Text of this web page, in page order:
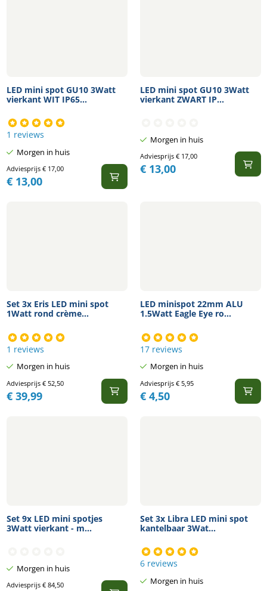
LED mini spot GU10 3Watt
vierkant WIT IP65...
1 reviews
Morgen in huis
Adviesprijs €17,00
€13,00
LED mini spot GU10 3Watt
vierkant ZWART IP...
Morgen in huis
Adviesprijs €17,00
€13,00
Set 3x Eris LED mini spot
1Watt rond crème...
1 reviews
Morgen in huis
Adviesprijs €52,50
€39,99
LED minispot 22mm ALU
1.5Watt Eagle Eye ro...
17 reviews
Morgen in huis
Adviesprijs €5,95
€4,50
Set 9x LED mini spotjes
3Watt vierkant - m...
Morgen in huis
Adviesprijs €84,50
Set 3x Libra LED mini spot
kantelbaar 3Wat...
6 reviews
Morgen in huis